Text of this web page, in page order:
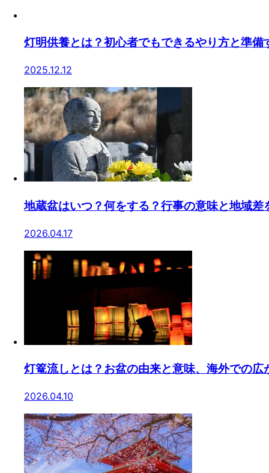
灯明供養とは？初心者でもできるやり方と準備
2025.12.12
地蔵盆はいつ？何をする？行事の意味と地域差
2026.04.17
灯篭流しとは？お盆の由来と意味、海外での広
2026.04.10